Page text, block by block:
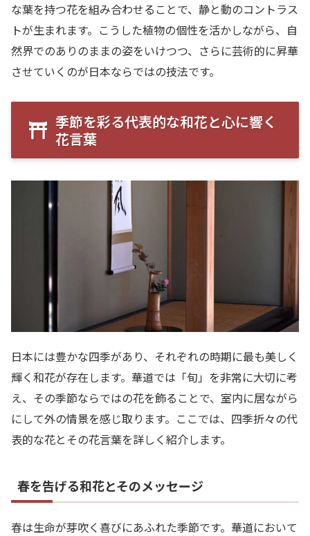
な葉を持つ花を組み合わせることで、静と動のコントラス
トが生まれます。こうした植物の個性を活かしながら、自
然界でのありのままの姿をいけつつ、さらに芸術的に昇華
させていくのが日本ならではの技法です。
季節を彩る代表的な和花と心に響く
花言葉
日本には豊かな四季があり、それぞれの時期に最も美しく
輝く和花が存在します。華道では「旬」を非常に大切に考
え、その季節ならではの花を飾ることで、室内に居ながら
にして外の情景を感じ取ります。ここでは、四季折々の代
表的な花とその花言葉を詳しく紹介します。
春を告げる和花とそのメッセージ
春は生命が芽吹く喜びにあふれた季節です。華道において